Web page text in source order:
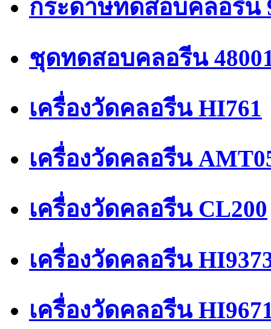
กระดาษทดสอบคลอรีน
ชุดทดสอบคลอรีน
เครื่องวัดคลอรีน HI761
เครื่องวัดคลอรีน
เครื่องวัดคลอรีน CL200
เครื่องวัดคลอรีน
เครื่องวัดคลอรีน